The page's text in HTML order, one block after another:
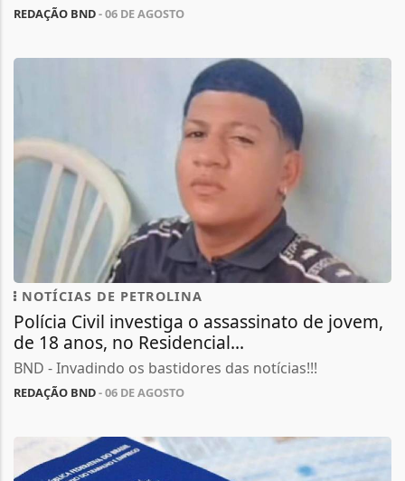
REDAÇÃO BND- 06 DE AGOSTO
NOTÍCIAS DE PETROLINA
Polícia Civil investiga o assassinato de jovem,
de 18 anos, no Residencial...
BND - Invadindo os bastidores das notícias!!!
REDAÇÃO BND- 06 DE AGOSTO